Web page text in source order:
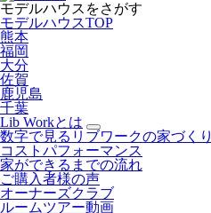
モデルハウスをさがす
モデルハウスTOP
熊本
福岡
大分
佐賀
鹿児島
千葉
Lib Workとは
数字で見るリブワークの家づくり
コストパフォーマンス
家ができるまでの流れ
ご購入者様の声
オーナーズクラブ
ルームツアー動画